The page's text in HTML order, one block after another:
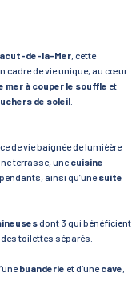
de-la-Mer, cette
cadre de vie unique, au cœur
mer à couper le souffle et
de soleil
de vie baignée de lumièère
terrasse, unecuisine
ainsi qu’unesuite
dont 3 qui bénéficient
des toilettes séparés.
buanderie et d’unecave,